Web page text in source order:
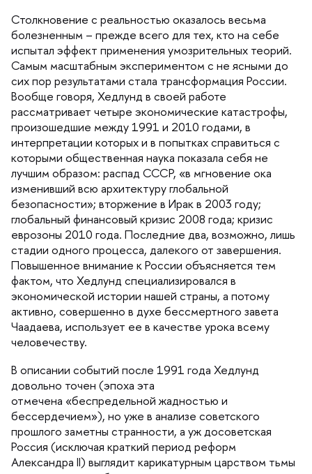
Столкновение с реальностью оказалось весьма
олезненным – прежде всего для тех, кто на себе
испытал эффект применения умозрительных теорий.
Самым масштабным экспериментом с не ясными до
сих пор результатами стала трансформация России.
ообще говоря, Хедлунд в своей работе
рассматривает четыре экономические катастрофы,
произошедшие между 1991 и 2010 годами,
интерпретации которых и в попытках справиться с
которыми общественная наука показала себя не
лучшим образом: распад СССР, «в мгновение ока
изменивший всю архитектуру глобальной
езопасности»; вторжение в Ирак в 2003 году;
лобальный финансовый кризис 2008 года; кризис
еврозоны 2010 года. Последние два, возможно, лишь
стадии одного процесса, далекого от завершения.
Повышенное внимание к России объясняется тем
фактом, что Хедлунд специализировался
экономической истории нашей страны, а потому
активно, совершенно в духе бессмертного завета
Чаадаева, использует ее в качестве урока всему
человечеству.
описании событий после 1991 года Хедлунд
довольно точен (эпоха эта
отмечена «беспредельной жадностью и
ессердечием»), но уже в анализе советского
прошлого заметны странности, а уж досоветская
Россия (исключая краткий период реформ
Александра II) выглядит карикатурным царством тьмы